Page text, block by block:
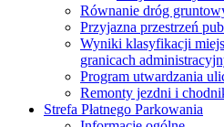
Równanie dróg
Przyjazna przestrzeń
Wyniki klasyfikacji
granicach
Program utwardzania
Remonty jezdni i
Strefa Płatnego Parkowania